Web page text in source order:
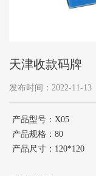
天津收款码牌
发布时间：2022-11-13
产品型号：X05
产品规格：80
产品尺寸：120*120